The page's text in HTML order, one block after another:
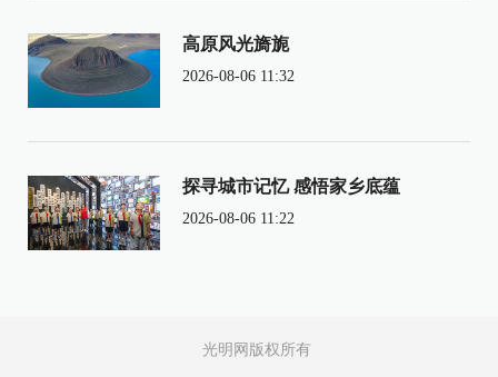
高原风光旖旎
2026-08-06 11:32
探寻城市记忆 感悟家乡底蕴
2026-08-06 11:22
光明网版权所有